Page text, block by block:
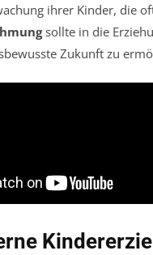
ihrer Kinder, die
sollte in die
Zukunft zu